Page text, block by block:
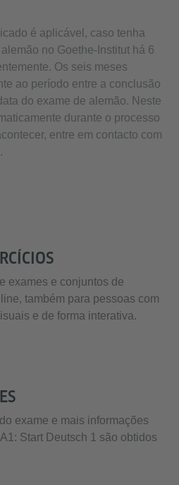
é aplicável, caso tenha
no Goethe-Institut há 6
Os seis meses
ao período entre a conclusão
do exame de alemão. Neste
durante o processo
entre em contacto com
exames e conjuntos de
também para pessoas com
e de forma interativa.
exame e mais informações
Start Deutsch 1 são obtidos